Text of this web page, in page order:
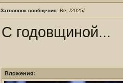
Заголовок сообщения: Re: /2025/
С годовщиной...
Вложения: